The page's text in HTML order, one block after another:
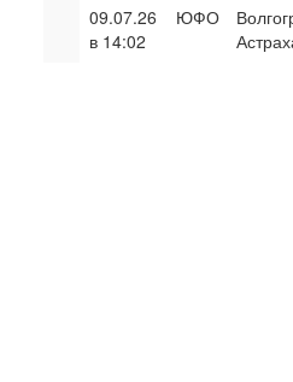
09.07.26
в 14:02
ЮФО